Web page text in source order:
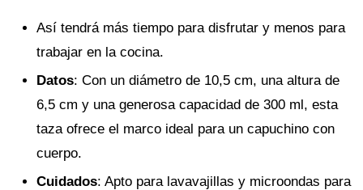
Así tendrá más tiempo para disfrutar y menos para
trabajar en la cocina.
Datos: Con un diámetro de 10,5 cm, una altura de
6,5 cm y una generosa capacidad de 300 ml, esta
taza ofrece el marco ideal para un capuchino con
cuerpo.
Cuidados: Apto para lavavajillas y microondas para